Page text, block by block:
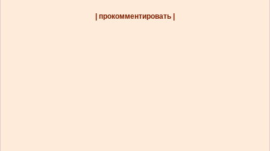
| прокомментировать |